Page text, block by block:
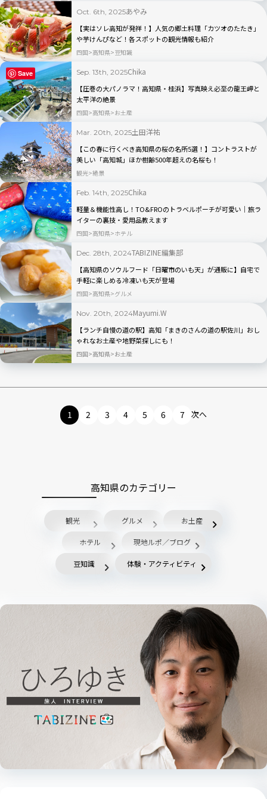
Oct. 6th, 2025あやみ
【実はソレ高知が発祥！】人気の郷土料理「カツオのたたき」
や芋けんぴなど！各スポットの観光情報も紹介
四国 高知県 豆知識
Sep. 13th, 2025Chika
【圧巻の大パノラマ！高知県・桂浜】写真映え必至の龍王岬と
太平洋の絶景
四国 高知県 お土産
Mar. 20th, 2025土田洋祐
【この春に行くべき高知県の桜の名所5選！】コントラストが
美しい「高知城」ほか樹齢500年超えの名桜も！
観光 絶景
Feb. 14th, 2025Chika
軽量＆機能性高し！TO&FROのトラベルポーチが可愛い｜旅ラ
イターの裏技・愛用品教えます
四国 高知県 ホテル
Dec. 28th, 2024TABIZINE編集部
【高知県のソウルフード「日曜市のいも天」が通販に】自宅で
手軽に楽しめる冷凍いも天が登場
四国 高知県 グルメ
Nov. 20th, 2024Mayumi.W
【ランチ自慢の道の駅】高知「まきのさんの道の駅佐川」おし
ゃれなお土産や地野菜探しにも！
四国 高知県 お土産
1 2 3 4 5 6 7 次へ
高知県のカテゴリー
観光 グルメ お土産
ホテル 現地ルポ／ブログ
豆知識 体験・アクティビティ
Save